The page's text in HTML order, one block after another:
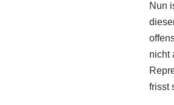
Nun
nicht
frisst